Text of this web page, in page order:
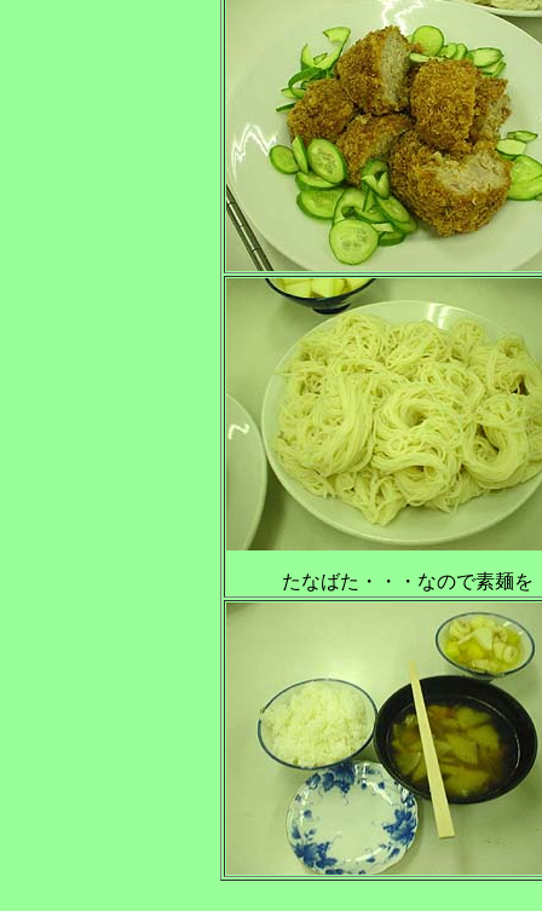
たなばた・・・なので素麺を